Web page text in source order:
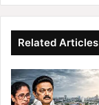
शा
मि
ल
र्धा
स
हि
त
Related Articles